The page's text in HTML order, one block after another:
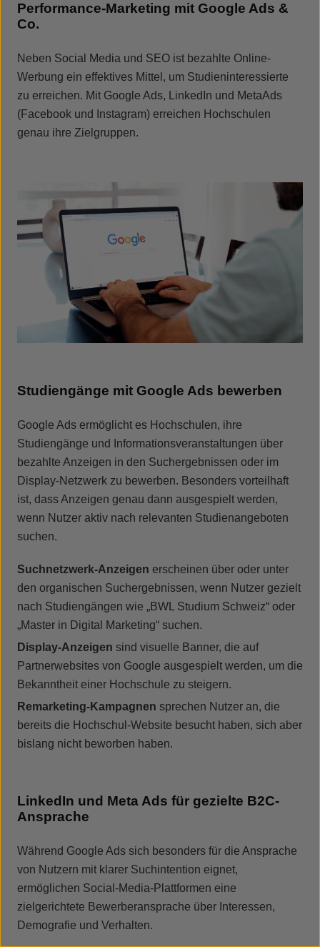
Performance-Marketing mit Google Ads &
Co.
Neben Social Media und SEO ist bezahlte Online-
Werbung ein effektives Mittel, um Studieninteressierte
zu erreichen. Mit Google Ads, LinkedIn und MetaAds
(Facebook und Instagram) erreichen Hochschulen
genau ihre Zielgruppen.
Studiengänge mit Google Ads bewerben
Google Ads ermöglicht es Hochschulen, ihre
Studiengänge und Informationsveranstaltungen über
bezahlte Anzeigen in den Suchergebnissen oder im
Display-Netzwerk zu bewerben. Besonders vorteilhaft
ist, dass Anzeigen genau dann ausgespielt werden,
wenn Nutzer aktiv nach relevanten Studienangeboten
suchen.
Suchnetzwerk-Anzeigen erscheinen über oder unter
den organischen Suchergebnissen, wenn Nutzer gezielt
nach Studiengängen wie „BWL Studium Schweiz“ oder
„Master in Digital Marketing“ suchen.
Display-Anzeigen sind visuelle Banner, die auf
Partnerwebsites von Google ausgespielt werden, um die
Bekanntheit einer Hochschule zu steigern.
Remarketing-Kampagnen sprechen Nutzer an, die
bereits die Hochschul-Website besucht haben, sich aber
bislang nicht beworben haben.
LinkedIn und Meta Ads für gezielte B2C-
Ansprache
Während Google Ads sich besonders für die Ansprache
von Nutzern mit klarer Suchintention eignet,
ermöglichen Social-Media-Plattformen eine
zielgerichtete Bewerberansprache über Interessen,
Demografie und Verhalten.